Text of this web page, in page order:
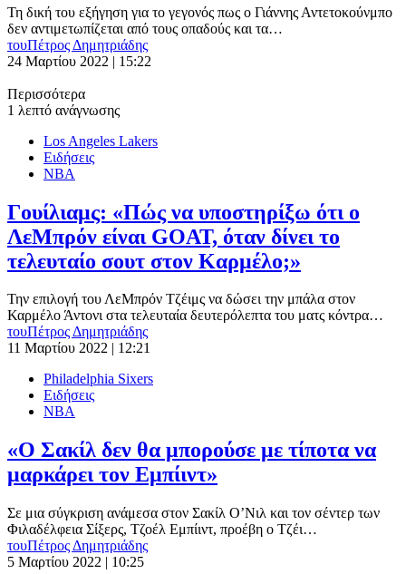
Τη δική του εξήγηση για το γεγονός πως ο Γιάννης Αντετοκούνμπο
δεν αντιμετωπίζεται από τους οπαδούς και τα…
τουΠέτρος Δημητριάδης
24 Μαρτίου 2022 | 15:22
Περισσότερα
1 λεπτό ανάγνωσης
Los Angeles Lakers
Ειδήσεις
ΝΒΑ
Γουίλιαμς: «Πώς να υποστηρίξω ότι ο
ΛεΜπρόν είναι GOAT, όταν δίνει το
τελευταίο σουτ στον Καρμέλο;»
Την επιλογή του ΛεΜπρόν Τζέιμς να δώσει την μπάλα στον
Καρμέλο Άντονι στα τελευταία δευτερόλεπτα του ματς κόντρα…
τουΠέτρος Δημητριάδης
11 Μαρτίου 2022 | 12:21
Philadelphia Sixers
Ειδήσεις
ΝΒΑ
«Ο Σακίλ δεν θα μπορούσε με τίποτα να
μαρκάρει τον Εμπίιντ»
Σε μια σύγκριση ανάμεσα στον Σακίλ Ο’Νιλ και τον σέντερ των
Φιλαδέλφεια Σίξερς, Τζοέλ Εμπίιντ, προέβη ο Τζέι…
τουΠέτρος Δημητριάδης
5 Μαρτίου 2022 | 10:25